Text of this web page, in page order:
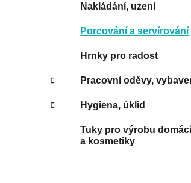
Nakládání, uzení
Porcování a servírování
Hrnky pro radost
Pracovní oděvy,
Hygiena, úklid
Tuky pro výrobu
a kosmetiky